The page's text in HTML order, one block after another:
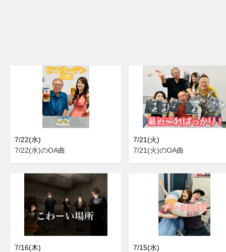
7/22(水)
7/22(水)のOA曲
7/21(火)
7/21(火)のOA曲
7/16(木)
7/15(水)